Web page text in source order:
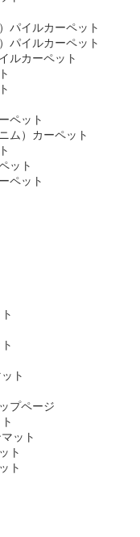
パイルカーペット
パイルカーペット
ルカーペット
ペット
ム）カーペット
ット
ペット
ト
プページ
ット
ト
ト